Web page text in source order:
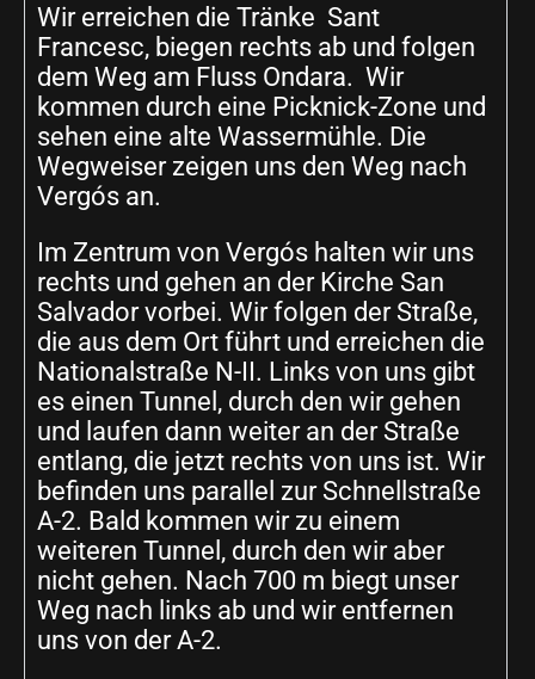
Wir erreichen die Tränke Sant
Francesc, biegen rechts ab und folgen
dem Weg am Fluss Ondara. Wir
kommen durch eine Picknick-Zone und
sehen eine alte Wassermühle. Die
Wegweiser zeigen uns den Weg nach
Vergós an.
Im Zentrum von Vergós halten wir uns
rechts und gehen an der Kirche San
Salvador vorbei. Wir folgen der Straße,
die aus dem Ort führt und erreichen die
Nationalstraße N-II. Links von uns gibt
es einen Tunnel, durch den wir gehen
und laufen dann weiter an der Straße
entlang, die jetzt rechts von uns ist. Wir
befinden uns parallel zur Schnellstraße
A-2. Bald kommen wir zu einem
weiteren Tunnel, durch den wir aber
nicht gehen. Nach 700 m biegt unser
Weg nach links ab und wir entfernen
uns von der A-2.